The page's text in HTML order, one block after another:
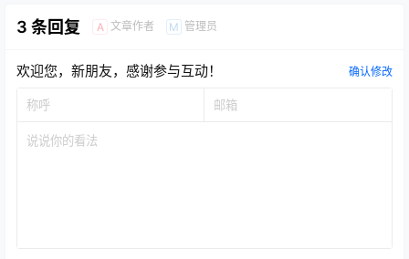
3 条回复 A 文章作者 M 管理员
欢迎您，新朋友，感谢参与互动！ 确认修改